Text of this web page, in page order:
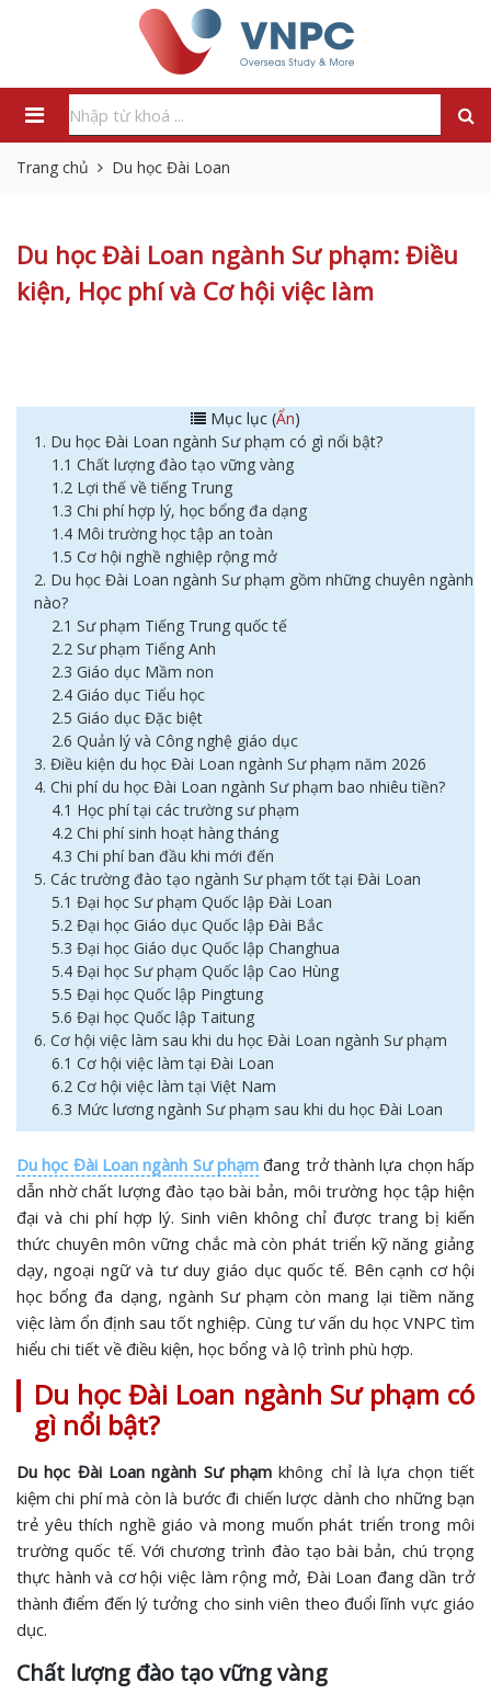
Trang chủ Du học Đài Loan
Du học Đài Loan ngành Sư phạm: Điều
kiện, Học phí và Cơ hội việc làm
Mục lục (Ẩn)
1. Du học Đài Loan ngành Sư phạm có gì nổi bật?
1.1 Chất lượng đào tạo vững vàng
1.2 Lợi thế về tiếng Trung
1.3 Chi phí hợp lý, học bổng đa dạng
1.4 Môi trường học tập an toàn
1.5 Cơ hội nghề nghiệp rộng mở
2. Du học Đài Loan ngành Sư phạm gồm những chuyên ngành
nào?
2.1 Sư phạm Tiếng Trung quốc tế
2.2 Sư phạm Tiếng Anh
2.3 Giáo dục Mầm non
2.4 Giáo dục Tiểu học
2.5 Giáo dục Đặc biệt
2.6 Quản lý và Công nghệ giáo dục
3. Điều kiện du học Đài Loan ngành Sư phạm năm 2026
4. Chi phí du học Đài Loan ngành Sư phạm bao nhiêu tiền?
4.1 Học phí tại các trường sư phạm
4.2 Chi phí sinh hoạt hàng tháng
4.3 Chi phí ban đầu khi mới đến
5. Các trường đào tạo ngành Sư phạm tốt tại Đài Loan
5.1 Đại học Sư phạm Quốc lập Đài Loan
5.2 Đại học Giáo dục Quốc lập Đài Bắc
5.3 Đại học Giáo dục Quốc lập Changhua
5.4 Đại học Sư phạm Quốc lập Cao Hùng
5.5 Đại học Quốc lập Pingtung
5.6 Đại học Quốc lập Taitung
6. Cơ hội việc làm sau khi du học Đài Loan ngành Sư phạm
6.1 Cơ hội việc làm tại Đài Loan
6.2 Cơ hội việc làm tại Việt Nam
6.3 Mức lương ngành Sư phạm sau khi du học Đài Loan
Du học Đài Loan ngành Sư phạm đang trở thành lựa chọn hấp
dẫn nhờ chất lượng đào tạo bài bản, môi trường học tập hiện
đại và chi phí hợp lý. Sinh viên không chỉ được trang bị kiến
thức chuyên môn vững chắc mà còn phát triển kỹ năng giảng
dạy, ngoại ngữ và tư duy giáo dục quốc tế. Bên cạnh cơ hội
học bổng đa dạng, ngành Sư phạm còn mang lại tiềm năng
việc làm ổn định sau tốt nghiệp. Cùng tư vấn du học VNPC tìm
hiểu chi tiết về điều kiện, học bổng và lộ trình phù hợp.
Du học Đài Loan ngành Sư phạm có
gì nổi bật?
Du học Đài Loan ngành Sư phạm không chỉ là lựa chọn tiết
kiệm chi phí mà còn là bước đi chiến lược dành cho những bạn
trẻ yêu thích nghề giáo và mong muốn phát triển trong môi
trường quốc tế. Với chương trình đào tạo bài bản, chú trọng
thực hành và cơ hội việc làm rộng mở, Đài Loan đang dần trở
thành điểm đến lý tưởng cho sinh viên theo đuổi lĩnh vực giáo
dục.
Chất lượng đào tạo vững vàng